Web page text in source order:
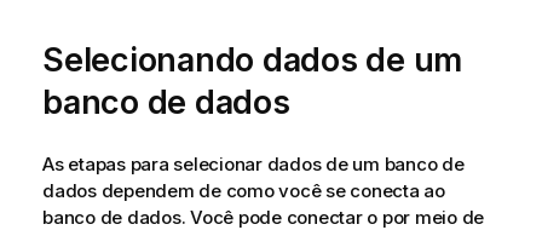
Selecionando dados de um
banco de dados
As etapas para selecionar dados de um banco de
dados dependem de como você se conecta ao
banco de dados. Você pode conectar o por meio de